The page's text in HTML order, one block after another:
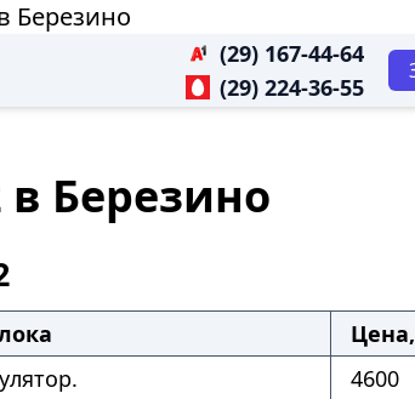
Березино
(29) 167-44-64
(29) 224-36-55
Березино
4600